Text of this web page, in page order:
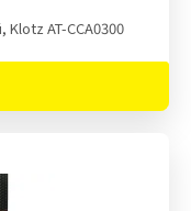
Klotz AT-CCA0300